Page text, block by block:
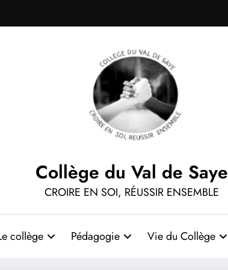
Collège du Val de Saye
CROIRE EN SOI, RÉUSSIR ENSEMBLE
collège Pédagogie Vie du Collège